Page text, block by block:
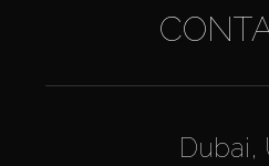
Dubai,